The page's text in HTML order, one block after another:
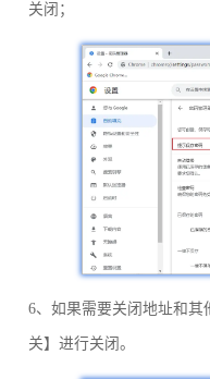
关闭；
6、如果需要关闭地址和
关】进行关闭。